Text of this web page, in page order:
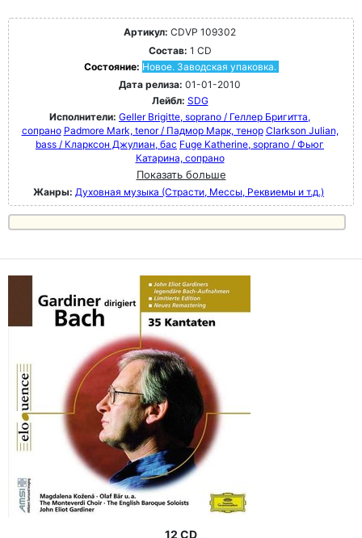
Артикул: CDVP 109302
Состав: 1 CD
Состояние: Новое. Заводская упаковка.
Дата релиза: 01-01-2010
Лейбл: SDG
Исполнители: Geller Brigitte, soprano / Геллер Бригитта,
сопрано Padmore Mark, tenor / Падмор Марк, тенор Clarkson Julian,
bass / Кларксон Джулиан, бас Fuge Katherine, soprano / Фьюг
Катарина, сопрано
Показать больше
Жанры: Духовная музыка (Страсти, Мессы, Реквиемы и т.д.)
12 CD